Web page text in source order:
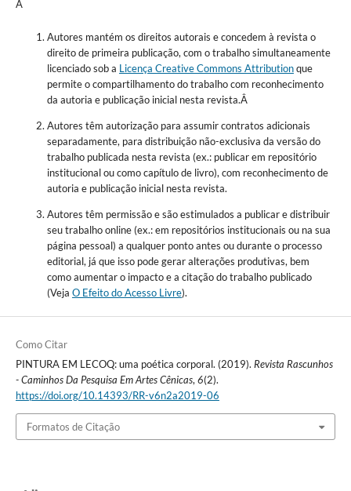
Â
Autores mantém os direitos autorais e concedem à revista o
direito de primeira publicação, com o trabalho simultaneamente
licenciado sob a Licença Creative Commons Attributionque
permite o compartilhamento do trabalho com reconhecimento
da autoria e publicação inicial nesta revista.Â
Autores têm autorização para assumir contratos adicionais
separadamente, para distribuição não-exclusiva da versão do
trabalho publicada nesta revista (ex.: publicar em repositório
institucional ou como capítulo de livro), com reconhecimento de
autoria e publicação inicial nesta revista.
Autores têm permissão e são estimulados a publicar e distribuir
seu trabalho online (ex.: em repositórios institucionais ou na sua
página pessoal) a qualquer ponto antes ou durante o processo
editorial, já que isso pode gerar alterações produtivas, bem
como aumentar o impacto e a citação do trabalho publicado
(Veja O Efeito do Acesso Livre).
Como Citar
PINTURA EM LECOQ: uma poética corporal. (2019). Revista Rascunhos
- Caminhos Da Pesquisa Em Artes Cênicas, 6(2).
https://doi.org/10.14393/RR-v6n2a2019-06
Formatos de Citação